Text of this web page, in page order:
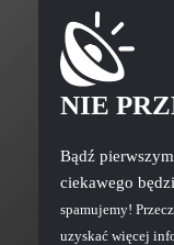
NIE
Bądź
ciekawego
spamujemy!
uzyskać więcej